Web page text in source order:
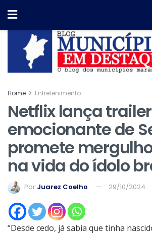
Home Entretenimento
Netflix lança trailer
emocionante de
promete
na vida do ídolo
Por Juarez Coelho 29/10/2024
“Desde cedo, já sabia que tinha